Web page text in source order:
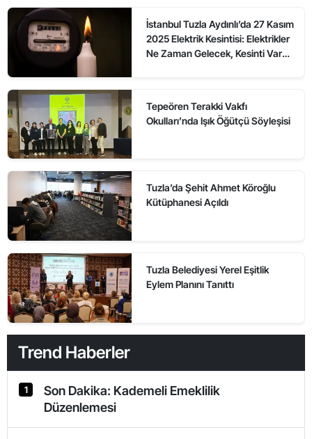
İstanbul Tuzla Aydınlı’da 27 Kasım
2025 Elektrik Kesintisi: Elektrikler
Ne Zaman Gelecek, Kesinti Var
Tepeören Terakki Vakfı
Okulları’nda Işık Öğütçü Söyleşisi
Tuzla’da Şehit Ahmet Köroğlu
Kütüphanesi Açıldı
Tuzla Belediyesi Yerel Eşitlik
Eylem Planını Tanıttı
Trend Haberler
1
Son Dakika: Kademeli Emeklilik
Düzenlemesi